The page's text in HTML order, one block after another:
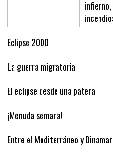
Clamor
infierno,
Eclipse 2000
La guerra migratoria
El eclipse desde una patera
¡Menuda semana!